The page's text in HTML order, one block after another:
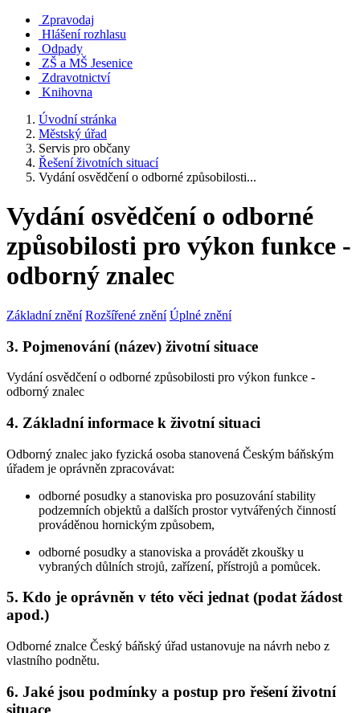
Zpravodaj
Hlášení rozhlasu
Odpady
ZŠ a MŠ Jesenice
Zdravotnictví
Knihovna
Úvodní stránka
Městský úřad
Servis pro občany
Řešení životních situací
Vydání osvědčení o odborné způsobilosti...
Vydání osvědčení o odborné
způsobilosti pro výkon funkce -
odborný znalec
Základní znění Rozšířené znění Úplné znění
3. Pojmenování (název) životní situace
Vydání osvědčení o odborné způsobilosti pro výkon funkce -
odborný znalec
4. Základní informace k životní situaci
Odborný znalec jako fyzická osoba stanovená Českým báňským
úřadem je oprávněn zpracovávat:
odborné posudky a stanoviska pro posuzování stability
podzemních objektů a dalších prostor vytvářených činností
prováděnou hornickým způsobem,
odborné posudky a stanoviska a provádět zkoušky u
vybraných důlních strojů, zařízení, přístrojů a pomůcek.
5. Kdo je oprávněn v této věci jednat (podat žádost
apod.)
Odborné znalce Český báňský úřad ustanovuje na návrh nebo z
vlastního podnětu.
6. Jaké jsou podmínky a postup pro řešení životní
situace